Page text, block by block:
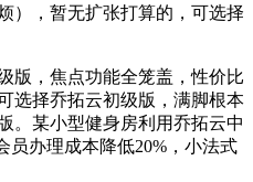
），暂无扩张打算的，可选择
，焦点功能全笼盖，性价比
选择乔拓云初级版，满脚根本
。某小型健身房利用乔拓云中
员办理成本降低20%，小法式